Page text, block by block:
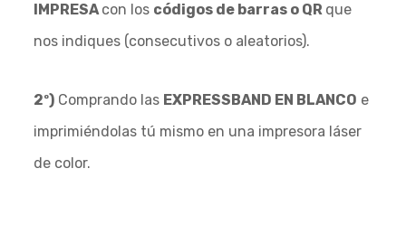
IMPRESAcon los códigos de barras o QR que
nos indiques (consecutivos o aleatorios).
2º)Comprando las EXPRESSBAND EN BLANCO e
imprimiéndolas tú mismo en una impresora láser
de color.